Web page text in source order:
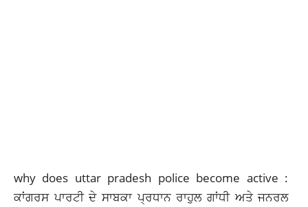
why does uttar pradesh police become active :
ਕਾਂਗਰਸ ਪਾਰਟੀ ਦੇ ਸਾਬਕਾ ਪ੍ਰਧਾਨ ਰਾਹੁਲ ਗਾਂਧੀ ਅਤੇ ਜਨਰਲ